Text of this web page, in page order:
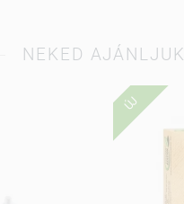
NEKED AJÁNLJUK
ÚJ